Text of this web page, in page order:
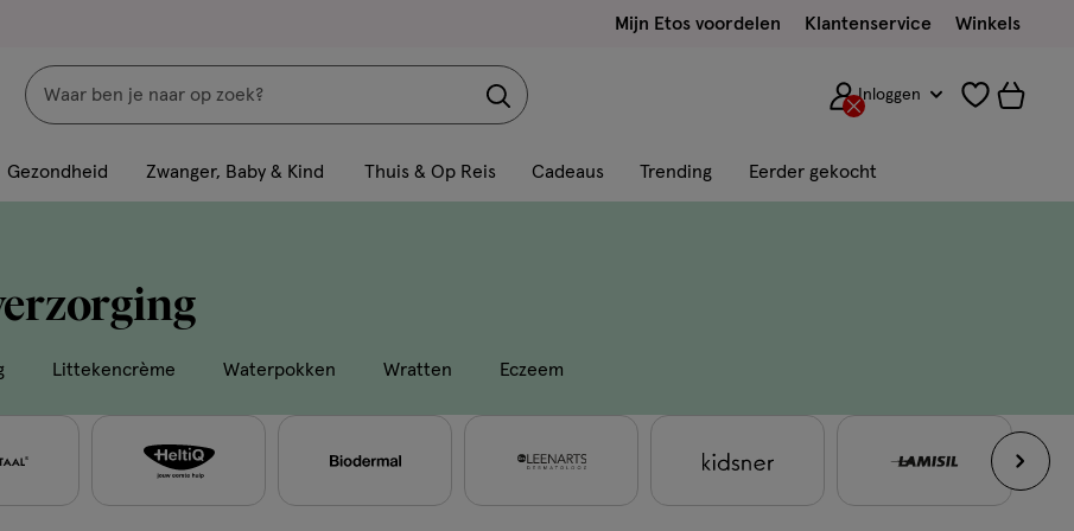
Mijn Etos voordelen Klantenservice Winkels
Zoeken
met
dit
een
volledig
geavanceerde
Inloggen
Gezondheid Zwanger, Baby & Kind Thuis & Op Reis Cadeaus Trending Eerder gekocht
Littekencrème Waterpokken Wratten Eczeem